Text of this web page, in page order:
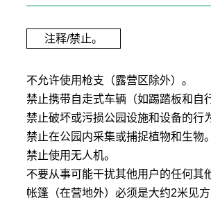
注释/禁止。
不允许使用枪支（露营区除外）。
禁止携带自走式车辆（如踢踏板和自
禁止破坏或污损公园设施和设备的行
禁止在公园内采集或捕捉植物和生物。
禁止使用无人机。
不要从事可能干扰其他用户的任何其
帐篷（在营地外）必须是大约2米见方